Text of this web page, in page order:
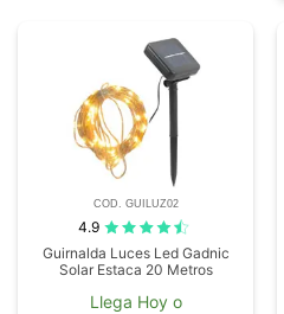
COD. GUILUZ02
4.9
Guirnalda Luces Led Gadnic
Solar Estaca 20 Metros
Llega Hoy o